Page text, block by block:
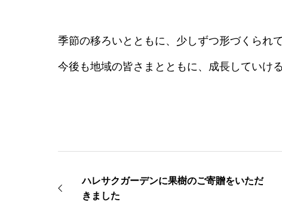
季節の移ろいとともに、少しずつ形づくられ
今後も地域の皆さまとともに、成長していけ
ハレサクガーデンに果樹のご寄贈をいただ
きました